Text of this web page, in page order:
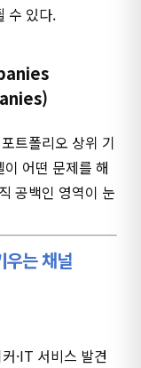
수 있다.
트폴리오 상위 기
어떤 문제를 해
공백인 영역이 눈
는 채널
·IT 서비스 발견